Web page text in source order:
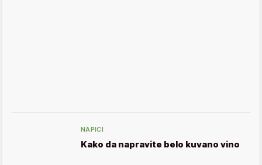
NAPICI
Kako da napravite belo kuvano vino